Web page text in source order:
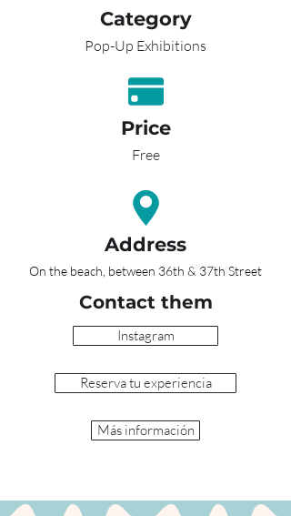
Category
Pop-Up Exhibitions
Price
Free
Address
On the beach, between 36th & 37th Street
Contact them
Instagram
Reserva tu experiencia
Más información